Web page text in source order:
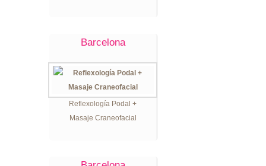
Barcelona
Reflexología Podal +
Masaje Craneofacial